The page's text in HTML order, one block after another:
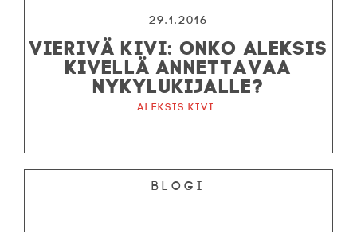
29.1.2016
VIERIVÄ KIVI: ONKO ALEKSIS
KIVELLÄ ANNETTAVAA
NYKYLUKIJALLE?
Aleksis Kivi
Blogi